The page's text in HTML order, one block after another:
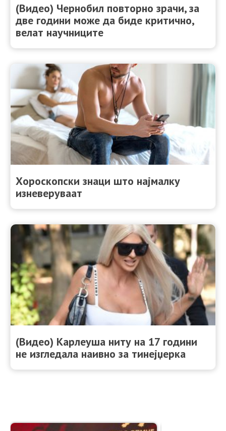
(Видео) Чернобил повторно зрачи, за
две години може да биде критично,
велат научниците
Хороскопски знаци што најмалку
изневеруваат
(Видео) Карлеуша ниту на 17 години
не изгледала наивно за тинејџерка